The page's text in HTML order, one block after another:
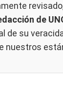
de
de su
nuestros